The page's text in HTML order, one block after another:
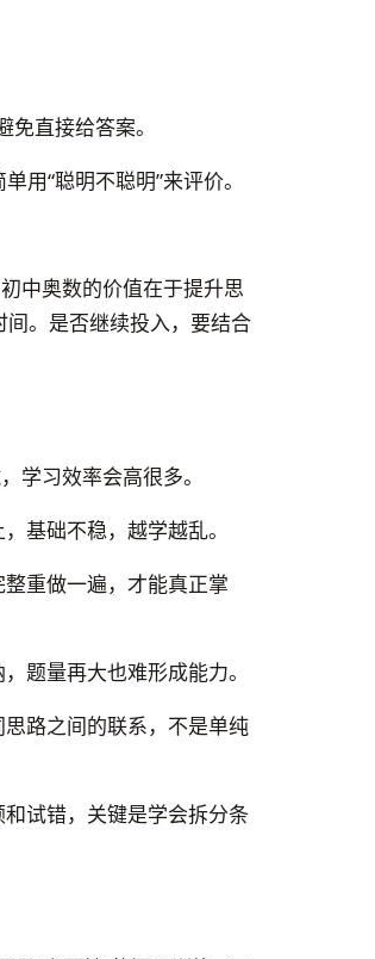
直接给答案。
用“聪明不聪明”来评价。
中奥数的价值在于提升思
。是否继续投入，要结合
学习效率会高很多。
基础不稳，越学越乱。
重做一遍，才能真正掌
题量再大也难形成能力。
路之间的联系，不是单纯
试错，关键是学会拆分条